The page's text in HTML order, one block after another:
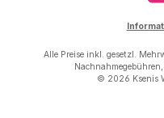
Alle Preise inkl. gesetzl.
© 2026 Ksenis